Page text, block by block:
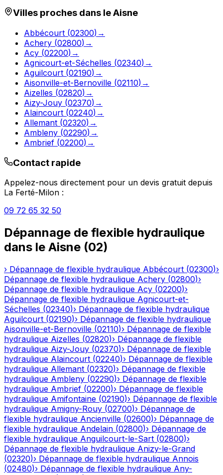
Villes proches dans leAisne
Abbécourt (02300) →
Achery (02800) →
Acy (02200) →
Agnicourt-et-Séchelles (02340) →
Aguilcourt (02190) →
Aisonville-et-Bernoville (02110) →
Aizelles (02820) →
Aizy-Jouy (02370) →
Alaincourt (02240) →
Allemant (02320) →
Ambleny (02290) →
Ambrief (02200) →
Contact rapide
Appelez-nous directement pour un devis gratuit depuis
La Ferté-Milon :
09 72 65 32 50
Dépannage de flexible hydraulique
dans le Aisne (02)
› Dépannage de flexible hydraulique Abbécourt (02300)›
Dépannage de flexible hydraulique Achery (02800)›
Dépannage de flexible hydraulique Acy (02200)›
Dépannage de flexible hydraulique Agnicourt-et-
Séchelles (02340)› Dépannage de flexible hydraulique
Aguilcourt (02190)› Dépannage de flexible hydraulique
Aisonville-et-Bernoville (02110)› Dépannage de flexible
hydraulique Aizelles (02820)› Dépannage de flexible
hydraulique Aizy-Jouy (02370)› Dépannage de flexible
hydraulique Alaincourt (02240)› Dépannage de flexible
hydraulique Allemant (02320)› Dépannage de flexible
hydraulique Ambleny (02290)› Dépannage de flexible
hydraulique Ambrief (02200)› Dépannage de flexible
hydraulique Amifontaine (02190)› Dépannage de flexible
hydraulique Amigny-Rouy (02700)› Dépannage de
flexible hydraulique Ancienville (02600)› Dépannage de
flexible hydraulique Andelain (02800)› Dépannage de
flexible hydraulique Anguilcourt-le-Sart (02800)›
Dépannage de flexible hydraulique Anizy-le-Grand
(02320)› Dépannage de flexible hydraulique Annois
(02480)› Dépannage de flexible hydraulique Any-